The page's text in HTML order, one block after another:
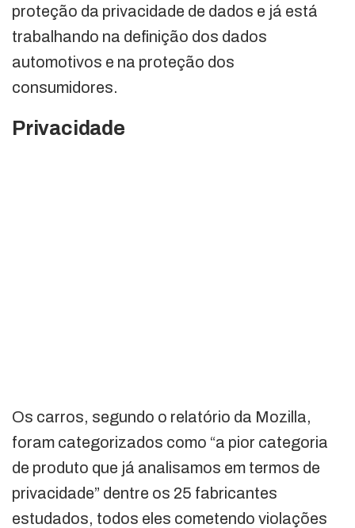
proteção da privacidade de dados e já está
trabalhando na definição dos dados
automotivos e na proteção dos
consumidores.
Privacidade
Os carros, segundo o relatório da Mozilla,
foram categorizados como “a pior categoria
de produto que já analisamos em termos de
privacidade” dentre os 25 fabricantes
estudados, todos eles cometendo violações